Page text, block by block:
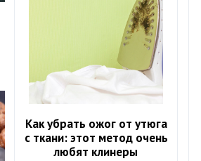
Как убрать ожог от утюга
с ткани: этот метод очень
любят клинеры